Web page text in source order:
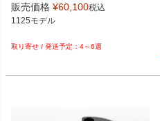
販売価格 ¥60,100税込
1125モデル
4～6週